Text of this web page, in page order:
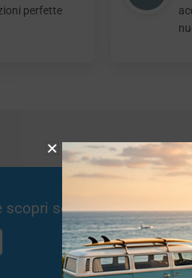
perfette
se potremmo